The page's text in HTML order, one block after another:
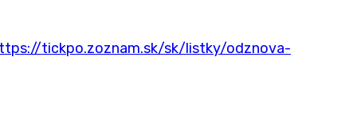
tickpo.zoznam.sk/sk/listky/odznova-